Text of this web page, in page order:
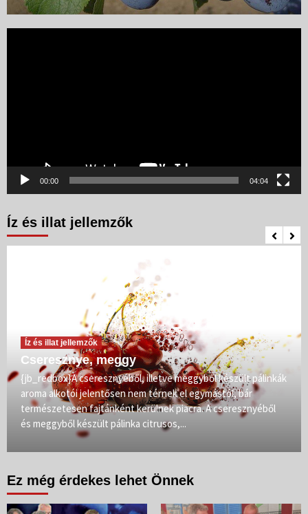
00:00 04:04
Íz és illat jellemzők
Íz és illat jellemzők
Cseresznye, meggy
{jb_redbox}A cseresznyéből, illetve meggyből készült pálinkák
aroma alkotói jelentősen nem térnek el egymástól, bár
természetesen fajtánként kerülnek piacra. A cseresznyéből
és meggyből készült pálinka citrusos,...
Ez még érdekes lehet Önnek